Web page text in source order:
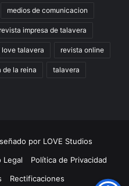
medios de comunicacion
revista impresa de talavera
love talavera revista online
de la reina talavera
por LOVE Studios
Legal
Política de Privacidad
Rectificaciones